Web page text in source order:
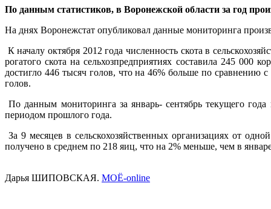
По данным статистиков, в Воронежской области за год
На днях Воронежстат опубликовал данные мониторинга
К началу октября 2012 года численность скота в
рогатого скота на сельхозпредприятиях составила 245
достигло 446 тысяч голов, что на 46% больше по сравнению
голов.
По данным мониторинга за январь- сентябрь текущего
периодом прошлого года.
За 9 месяцев в сельскохозяйственных организациях от
получено в среднем по 218 яиц, что на 2% меньше, чем в
Дарья ШИПОВСКАЯ. МОЁ-online